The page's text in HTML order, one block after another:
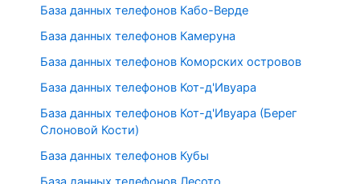
База данных телефонов Кабо-Верде
База данных телефонов Камеруна
База данных телефонов Коморских островов
База данных телефонов Кот-д'Ивуара
База данных телефонов Кот-д'Ивуара (Берег
Слоновой Кости)
База данных телефонов Кубы